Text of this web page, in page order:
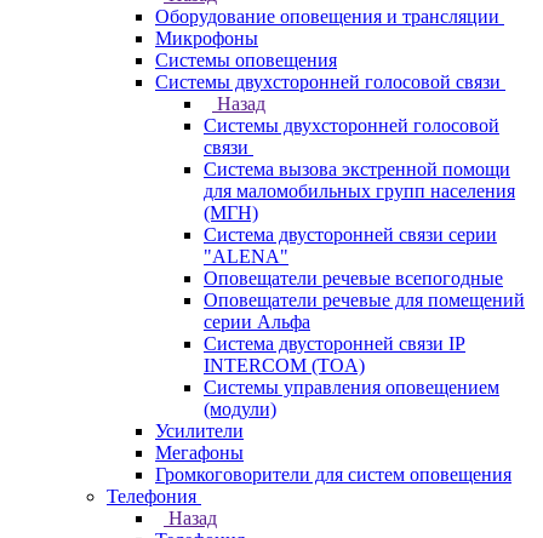
Оборудование оповещения и трансляции
Микрофоны
Системы оповещения
Системы двухсторонней голосовой связи
Назад
Системы двухсторонней голосовой
связи
Система вызова экстренной помощи
для маломобильных групп населения
(МГН)
Система двусторонней связи серии
"ALENA"
Оповещатели речевые всепогодные
Оповещатели речевые для помещений
серии Альфа
Система двусторонней связи IP
INTERCOM (TOA)
Системы управления оповещением
(модули)
Усилители
Мегафоны
Громкоговорители для систем оповещения
Телефония
Назад